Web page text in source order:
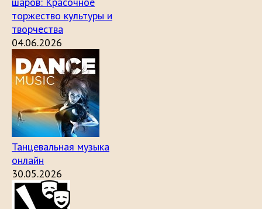
торжество культуры и
творчества
04.06.2026
Танцевальная музыка
онлайн
30.05.2026